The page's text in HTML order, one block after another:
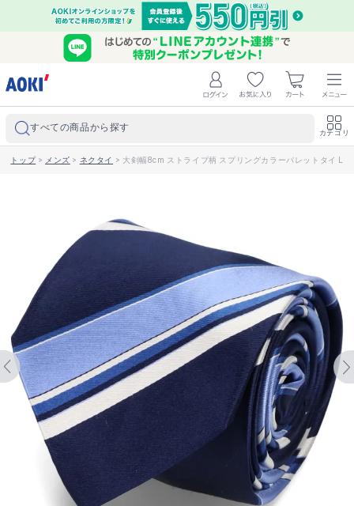
すべての商品から探す カテゴリ
トップ> メンズ > ネクタイ > 大剣幅8cm ストライプ柄 スプリングカラーパレットタイ LES